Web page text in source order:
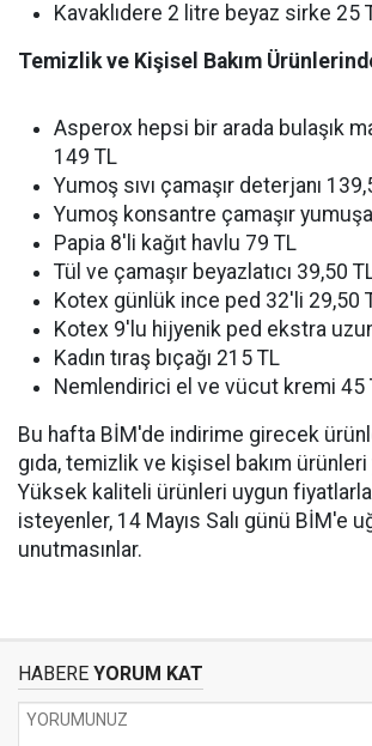
Kavaklıdere 2 litre beyaz sirke 25
Temizlik ve Kişisel Bakım
Asperox hepsi bir arada bulaşık
149 TL
Yumoş sıvı çamaşır deterjanı
Yumoş konsantre çamaşır
Papia 8'li kağıt havlu 79 TL
Tül ve çamaşır beyazlatıcı 39,50
Kotex günlük ince ped 32'li 29,50
Kotex 9'lu hijyenik ped ekstra
Kadın tıraş bıçağı 215 TL
Nemlendirici el ve vücut kremi 45
Bu hafta BİM'de indirime girecek
gıda, temizlik ve kişisel bakım ürünleri
Yüksek kaliteli ürünleri uygun
isteyenler, 14 Mayıs Salı günü BİM'e
unutmasınlar.
HABERE YORUM KAT